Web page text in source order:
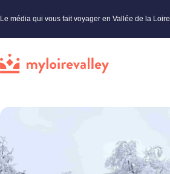
Le média qui vous fait voyager en Vallée de la Loire